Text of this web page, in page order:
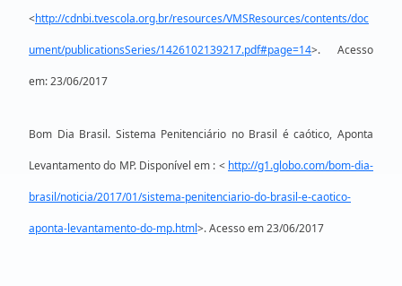
<http://cdnbi.tvescola.org.br/resources/VMSResources/contents/doc
ument/publicationsSeries/1426102139217.pdf#page=14>. Acesso
em: 23/06/2017
Bom Dia Brasil. Sistema Penitenciário no Brasil é caótico, Aponta
Levantamento do MP. Disponível em : < http://g1.globo.com/bom-dia-
brasil/noticia/2017/01/sistema-penitenciario-do-brasil-e-caotico-
aponta-levantamento-do-mp.html>. Acesso em 23/06/2017